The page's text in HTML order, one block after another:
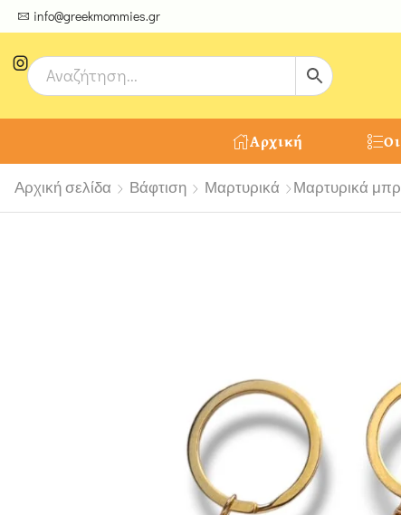
info@greekmommies.gr
μοναδικές δημιουργίες από τους Χειροτέχνες μας!
Αρχική
Αρχική σελίδα Βάφτιση Μαρτυρικά Μαρτυρικά